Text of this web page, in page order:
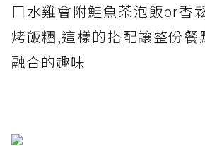
口水雞會附鮭魚茶泡飯or香
烤飯糰,這樣的搭配讓整份餐
融合的趣味